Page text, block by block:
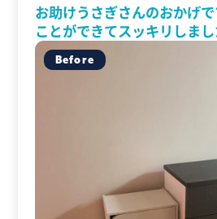
お助けうさぎさんのおかげ
ことができてスッキリしまし